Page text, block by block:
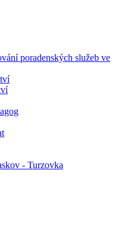
poradenských služeb ve
- Turzovka